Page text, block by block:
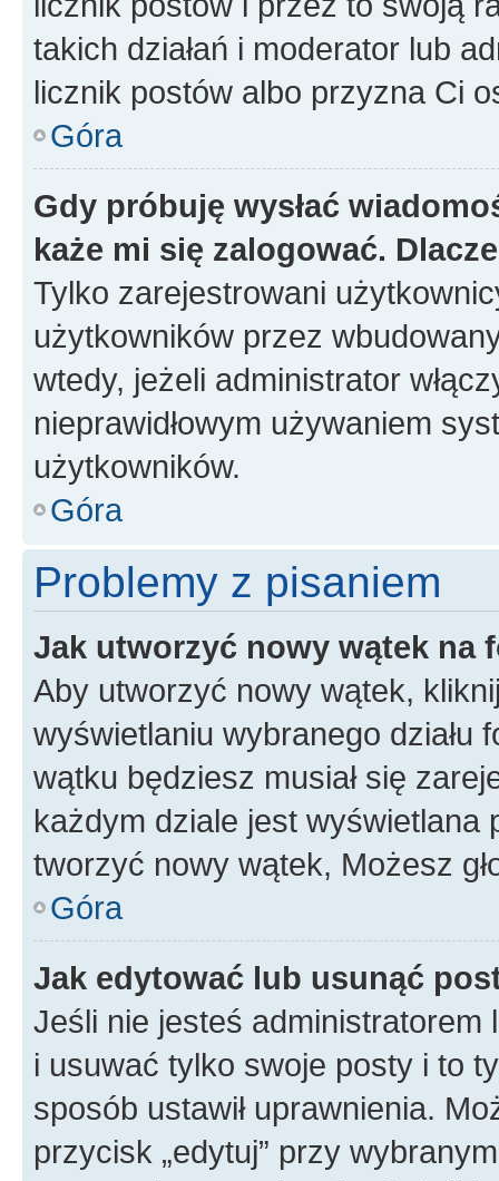
takich działań i moderator lub
licznik postów albo przyzna Ci
Góra
Gdy próbuję wysłać
każe mi się zalogować.
Tylko zarejestrowani
użytkowników przez
wtedy, jeżeli administrator
nieprawidłowym używaniem
użytkowników.
Góra
Problemy z pisaniem
Jak utworzyć nowy wątek na
Aby utworzyć nowy wątek,
wyświetlaniu wybranego działu
wątku będziesz musiał się
każdym dziale jest wyświetlana
tworzyć nowy wątek, Możesz
Góra
Jak edytować lub usunąć
Jeśli nie jesteś
i usuwać tylko swoje posty i to
sposób ustawił uprawnienia.
przycisk „edytuj” przy